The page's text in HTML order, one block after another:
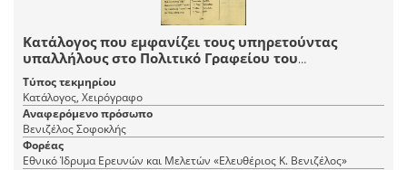
Κατάλογος που εμφανίζει τους υπηρετούντας
υπαλλήλους στο Πολιτικό Γραφείου του
πρωθυπουργού, Σ. Βενιζέλου.
Τύπος τεκμηρίου
Κατάλογος, Χειρόγραφο
Αναφερόμενο πρόσωπο
Βενιζέλος Σοφοκλής
Φορέας
Εθνικό Ίδρυμα Ερευνών και Μελετών «Ελευθέριος Κ. Βενιζέλος»